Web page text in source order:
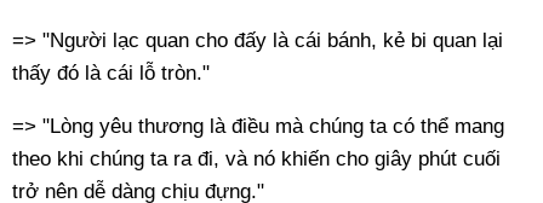
=> "Người lạc quan cho đấy là cái bánh, kẻ bi quan lại
thấy đó là cái lỗ tròn."
=> "Lòng yêu thương là điều mà chúng ta có thể mang
theo khi chúng ta ra đi, và nó khiến cho giây phút cuối
trở nên dễ dàng chịu đựng."